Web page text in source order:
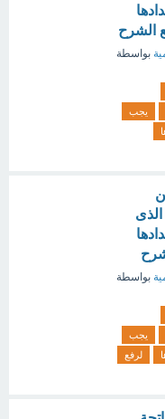
الشرح
بواسطة
يجب
بواسطة
يجب
لرفع